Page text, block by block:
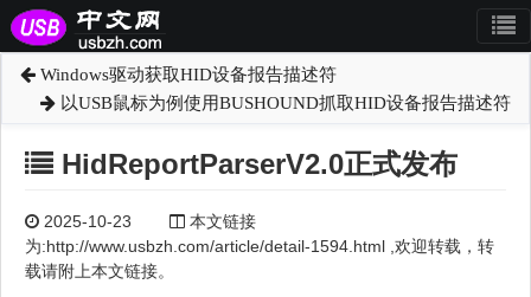
Windows驱动获取HID设备报告描述符
以USB鼠标为例使用BUSHOUND抓取HID设备报告描述符
HidReportParserV2.0正式发布
2025-10-23
本文链接
为:http://www.usbzh.com/article/detail-1594.html ,欢迎转载，转
载请附上本文链接。